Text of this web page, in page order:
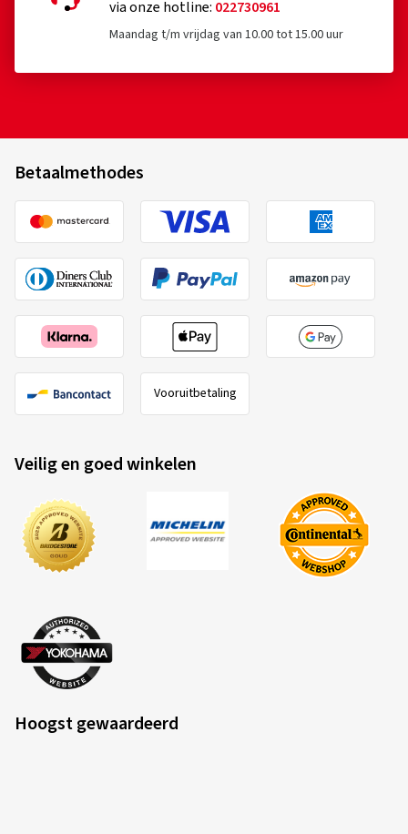
via onze hotline: 022730961
Maandag t/m vrijdag van 10.00 tot 15.00 uur
Betaalmethodes
Vooruitbetaling
Veilig en goed winkelen
Hoogst gewaardeerd